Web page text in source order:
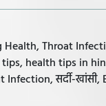
Throat
tips, health tips in
Infection, सर्दी-